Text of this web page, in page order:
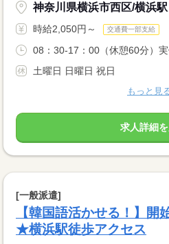
神奈川県横浜市西区/横浜駅
時給2,050円～ 交通費一部支給
08：30-17：00（休憩60分）実
土曜日 日曜日 祝日
もっと見
求人詳細
[一般派遣]
【韓国語活かせる！】開
★横浜駅徒歩アクセス